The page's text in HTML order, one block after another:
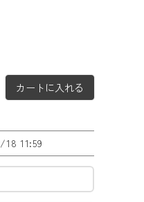
カートに入れる
11:59